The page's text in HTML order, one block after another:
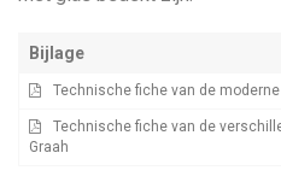
Bijlage
Technische fiche van de
Technische fiche van de
Graah